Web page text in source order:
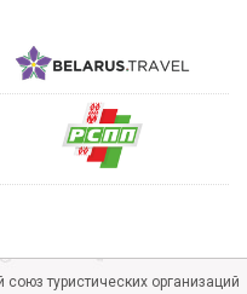
туристических организаций